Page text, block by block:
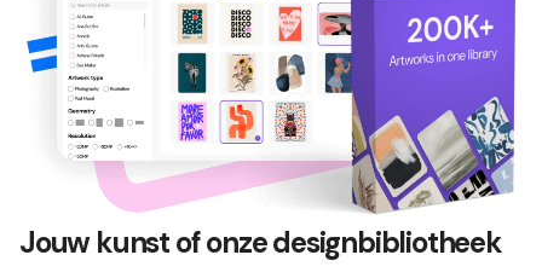
Jouw kunst of onze designbibliotheek